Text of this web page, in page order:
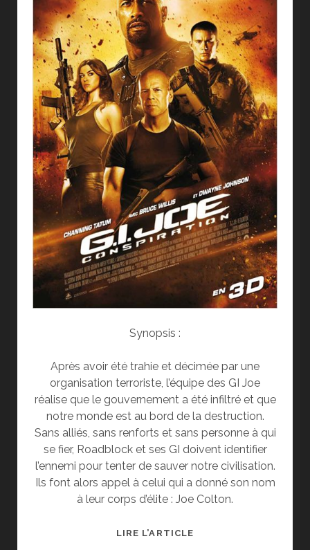
Synopsis :
Après avoir été trahie et décimée par une
organisation terroriste, l’équipe des GI Joe
réalise que le gouvernement a été infiltré et que
notre monde est au bord de la destruction.
Sans alliés, sans renforts et sans personne à qui
se fier, Roadblock et ses GI doivent identifier
l’ennemi pour tenter de sauver notre civilisation.
Ils font alors appel à celui qui a donné son nom
à leur corps d’élite : Joe Colton.
LIRE L’ARTICLE[CINÉ]